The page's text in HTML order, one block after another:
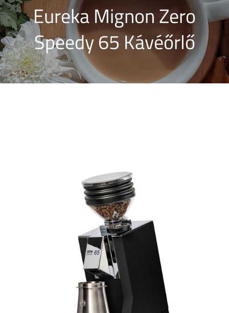
Robbantott ábrák
Kapcsolat
Eureka Mignon Zero
Speedy 65 Kávéőrlő